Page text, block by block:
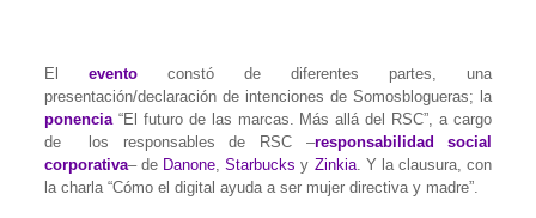
El eventoconstó de diferentes partes, una
presentación/declaración de intenciones de Somosblogueras; la
ponencia“El futuro de las marcas. Más allá del RSC”, a cargo
de los responsables de RSC –responsabilidad social
corporativa– de Danone,Starbucks y Zinkia. Y la clausura, con
la charla “Cómo el digital ayuda a ser mujer directiva y madre”.